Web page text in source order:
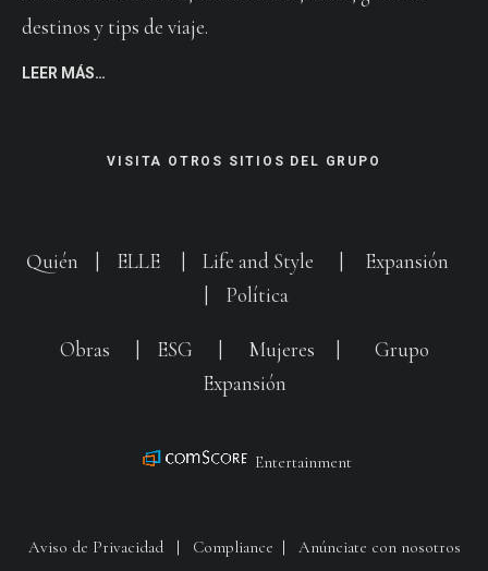
destinos y tips de viaje.
LEER MÁS…
VISITA OTROS SITIOS DEL GRUPO
Quién ELLE Life and Style
Expansión
Política
Obras ESG Mujeres
Grupo
Expansión
Entertainment
Aviso de Privacidad| Compliance | Anúnciate con nosotros